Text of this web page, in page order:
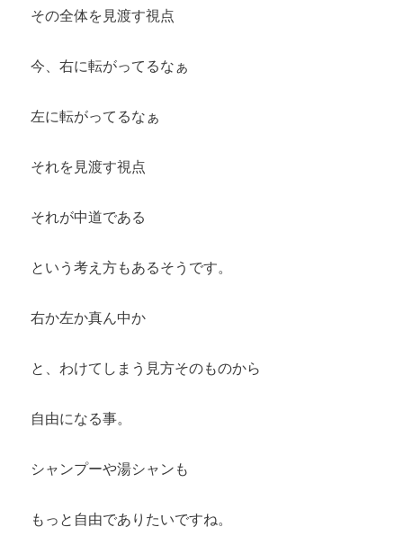
その全体を見渡す視点
今、右に転がってるなぁ
左に転がってるなぁ
それを見渡す視点
それが中道である
という考え方もあるそうです。
右か左か真ん中か
と、わけてしまう見方そのものから
自由になる事。
シャンプーや湯シャンも
もっと自由でありたいですね。